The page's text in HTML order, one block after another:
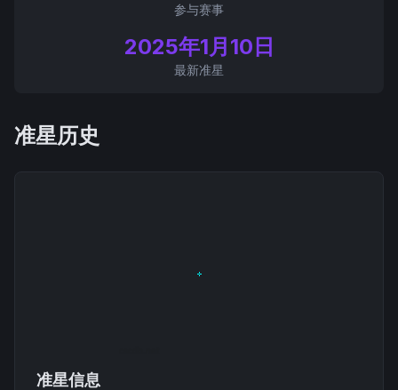
参与赛事
2025年1月10日
最新准星
准星历史
准星信息